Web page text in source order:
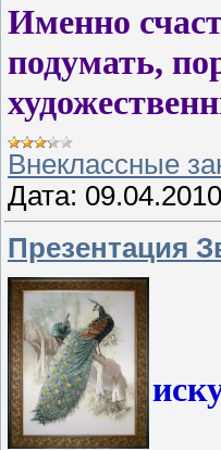
Именно
подумать,
Внеклассные
Дата: 09.04.2010
Презентация